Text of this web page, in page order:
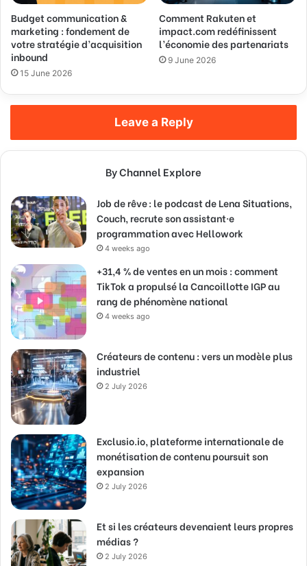
Budget communication &
marketing : fondement de
votre stratégie d’acquisition
inbound
15 June 2026
Comment Rakuten et
impact.com redéfinissent
l’économie des partenariats
9 June 2026
Leave a Reply
By Channel Explore
Job de rêve : le podcast de Lena Situations,
Couch, recrute son assistant·e
programmation avec Hellowork
4 weeks ago
+31,4 % de ventes en un mois : comment
TikTok a propulsé la Cancoillotte IGP au
rang de phénomène national
4 weeks ago
Créateurs de contenu : vers un modèle plus
industriel
2 July 2026
Exclusio.io, plateforme internationale de
monétisation de contenu poursuit son
expansion
2 July 2026
Et si les créateurs devenaient leurs propres
médias ?
2 July 2026